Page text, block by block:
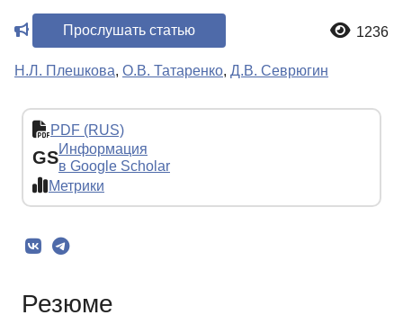
Прослушать статью 1236
Н.Л. Плешкова, О.В. Татаренко, Д.В. Севрюгин
PDF (RUS)
GSИнформация
в Google Scholar
Метрики
Резюме